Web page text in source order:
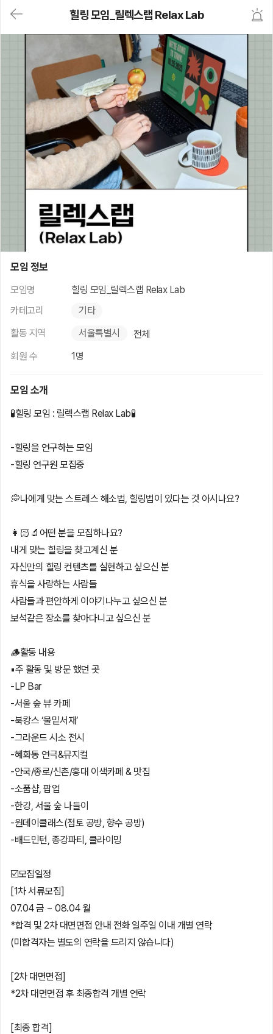
가
힐링 모임_릴렉스랩 Relax Lab
모임 정보
모임명
힐링 모임_릴렉스랩 Relax Lab
카테고리
기타
활동 지역
서울특별시
전체
회원 수
1명
모임 소개
🧪힐링 모임 : 릴렉스랩 Relax Lab🧪
-힐링을 연구하는 모임
-힐링 연구원 모집중
💭나에게 맞는 스트레스 해소법, 힐링법이 있다는 것 아시나요?
👩🏻‍🔬어떤 분을 모집하나요?
내게 맞는 힐링을 찾고계신 분
자신만의 힐링 컨텐츠를 실현하고 싶으신 분
휴식을 사랑하는 사람들
사람들과 편안하게 이야기나누고 싶으신 분
보석같은 장소를 찾아다니고 싶으신 분
🪵활동 내용
▪️주 활동 및 방문 했던 곳
-LP Bar
-서울 숲 뷰 카페
-북캉스 ‘물밑서재’
-그라운드 시소 전시
-혜화동 연극&뮤지컬
-안국/종로/신촌/홍대 이색카페 & 맛집
-소품샵, 팝업
-한강, 서울 숲 나들이
-원데이클래스(점토 공방, 향수 공방)
-배드민턴, 종강파티, 클라이밍
☑️모집일정
[1차 서류모집]
07.04 금 ~ 08.04 월
*합격 및 2차 대면면접 안내 전화 일주일 이내 개별 연락
(미합격자는 별도의 연락을 드리지 않습니다)
[2차 대면면접]
*2차 대면면접 후 최종합격 개별 연락
[최종 합격]